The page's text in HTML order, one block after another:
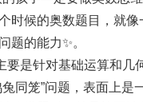
时候的奥数题目，就
题的能力✨。
要是针对基础运算和
同笼”问题，表面上